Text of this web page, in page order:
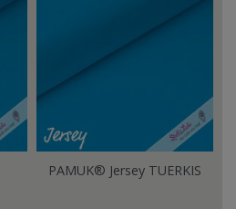
PAMUK® Jersey TUERKIS